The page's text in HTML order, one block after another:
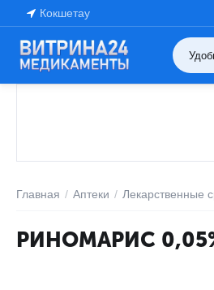
Кокшетау
Главная / Аптеки / Лекарственные
РИНОМАРИС